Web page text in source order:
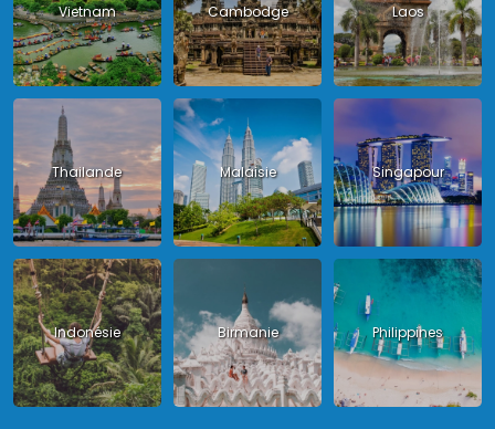
Vietnam Cambodge Laos
Thailande Malaisie Singapour
Indonésie Birmanie Philippines